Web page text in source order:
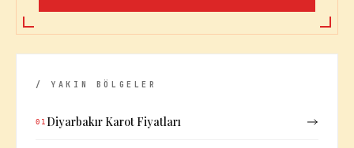
/ YAKIN BÖLGELER
01 Diyarbakır Karot Fiyatları